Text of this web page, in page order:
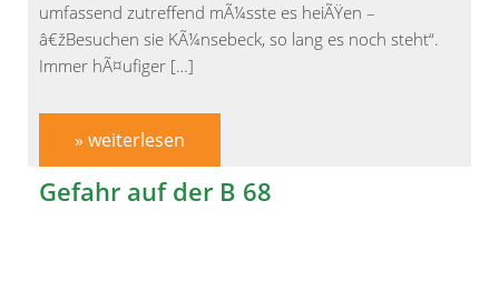
umfassend zutreffend mÃ¼sste es heiÃŸen –
â€žBesuchen sie KÃ¼nsebeck, so lang es noch steht“.
Immer hÃ¤ufiger […]
» weiterlesen
Gefahr auf der B 68